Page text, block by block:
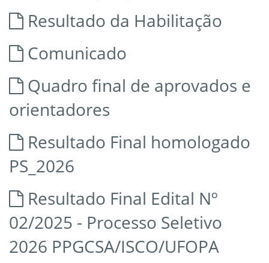
Resultado da Habilitação
Comunicado
Quadro final de aprovados e
orientadores
Resultado Final homologado
PS_2026
Resultado Final Edital Nº
02/2025 - Processo Seletivo
2026 PPGCSA/ISCO/UFOPA